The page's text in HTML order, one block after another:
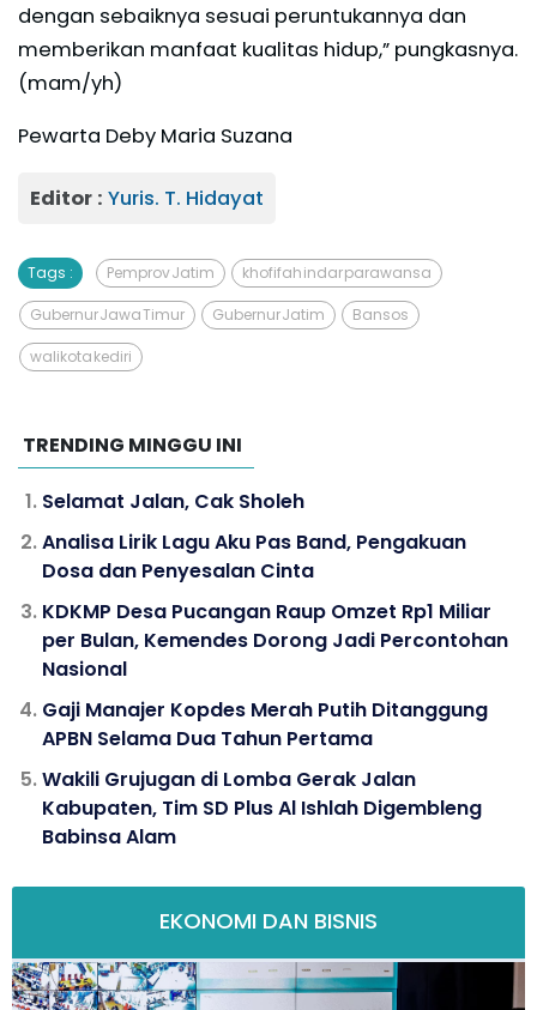
dengan sebaiknya sesuai peruntukannya dan
memberikan manfaat kualitas hidup,” pungkasnya.
(mam/yh)
Pewarta Deby Maria Suzana
Editor : Yuris. T. Hidayat
Tags : Pemprov Jatim khofifah indar parawansa
Gubernur Jawa Timur Gubernur Jatim Bansos
walikota kediri
TRENDING MINGGU INI
Selamat Jalan, Cak Sholeh
Analisa Lirik Lagu Aku Pas Band, Pengakuan
Dosa dan Penyesalan Cinta
KDKMP Desa Pucangan Raup Omzet Rp1 Miliar
per Bulan, Kemendes Dorong Jadi Percontohan
Nasional
Gaji Manajer Kopdes Merah Putih Ditanggung
APBN Selama Dua Tahun Pertama
Wakili Grujugan di Lomba Gerak Jalan
Kabupaten, Tim SD Plus Al Ishlah Digembleng
Babinsa Alam
EKONOMI DAN BISNIS